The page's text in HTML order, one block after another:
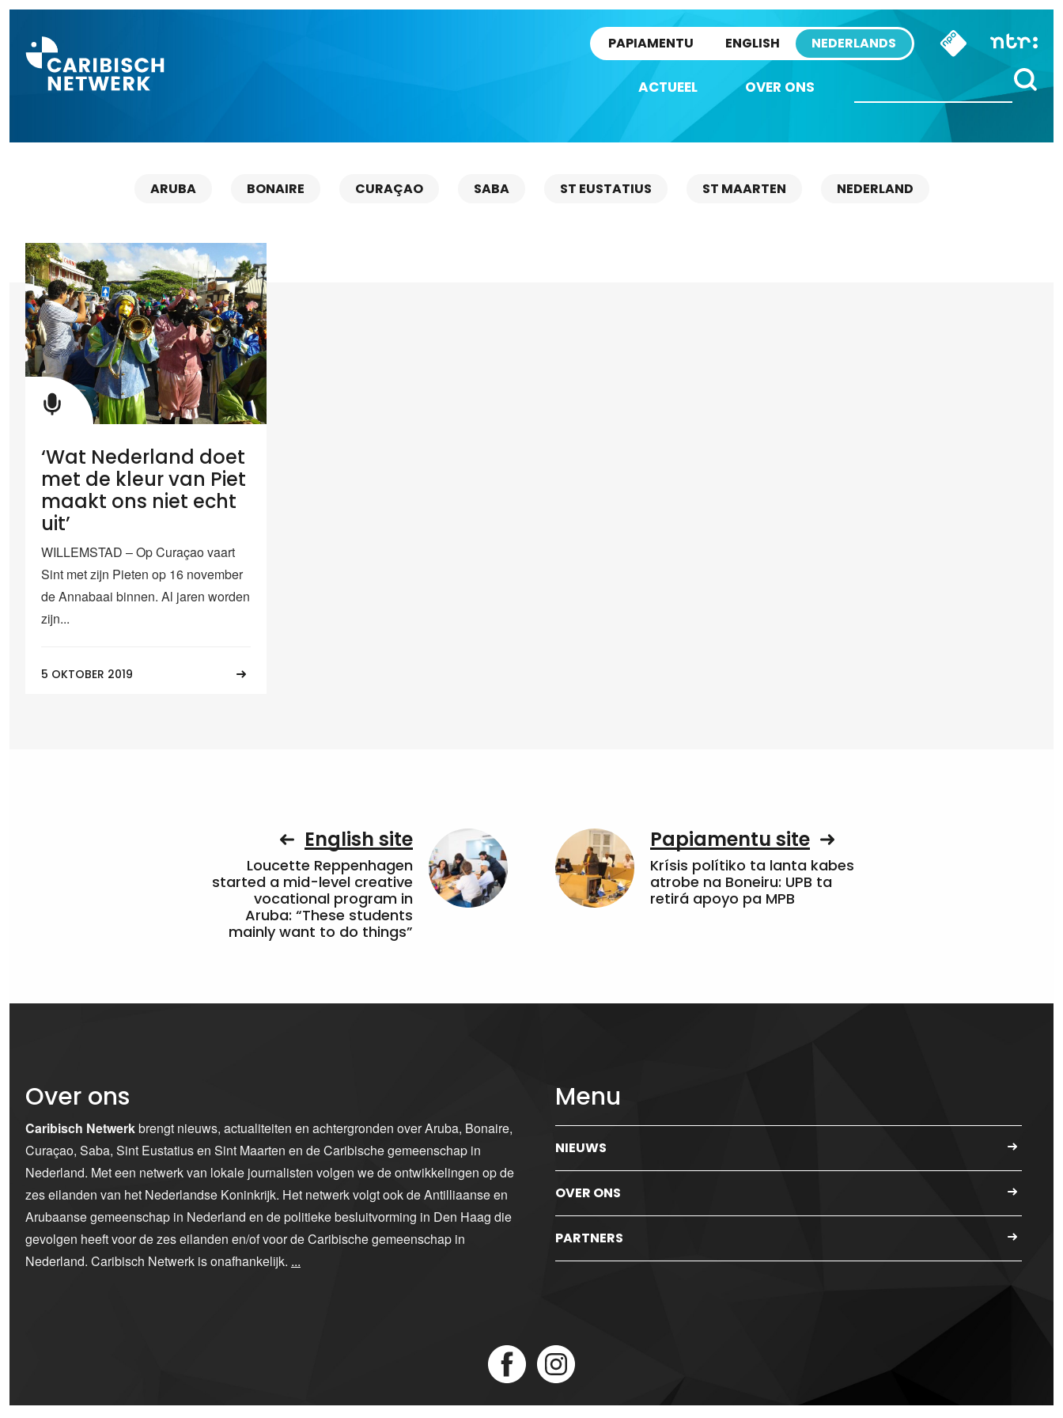
PAPIAMENTU ENGLISH NEDERLANDS
ACTUEEL OVER ONS
ARUBA BONAIRE CURAÇAO SABA ST EUSTATIUS ST MAARTEN NEDERLAND
‘Wat Nederland doet
met de kleur van Piet
maakt ons niet echt
uit’
WILLEMSTAD – Op Curaçao vaart
Sint met zijn Pieten op 16 november
de Annabaai binnen. Al jaren worden
zijn...
5 OKTOBER 2019
English site
Loucette Reppenhagen
started a mid-level creative
vocational program in
Aruba: “These students
mainly want to do things”
Papiamentu site
Krísis polítiko ta lanta kabes
atrobe na Boneiru: UPB ta
retirá apoyo pa MPB
Over ons
Caribisch Netwerkbrengt nieuws, actualiteiten en achtergronden over Aruba, Bonaire,
Curaçao, Saba, Sint Eustatius en Sint Maarten en de Caribische gemeenschap in
Nederland. Met een netwerk van lokale journalisten volgen we de ontwikkelingen op de
zes eilanden van het Nederlandse Koninkrijk. Het netwerk volgt ook de Antilliaanse en
Arubaanse gemeenschap in Nederland en de politieke besluitvorming in Den Haag die
gevolgen heeft voor de zes eilanden en/of voor de Caribische gemeenschap in
Nederland. Caribisch Netwerk is onafhankelijk. ...
Menu
NIEUWS
OVER ONS
PARTNERS